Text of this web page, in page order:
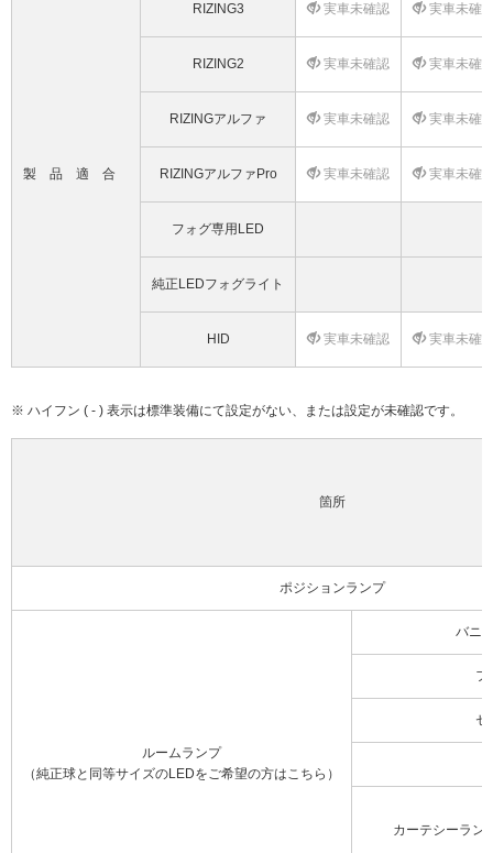
製品適合
RIZING3 実車未確認 実車未確
RIZING2 実車未確認 実車未確
RIZINGアルファ 実車未確認 実車未確
RIZINGアルファPro 実車未確認 実車未確
フォグ専用LED
純正LEDフォグライト
HID 実車未確認 実車未確
※ ハイフン ( - ) 表示は標準装備にて設定がない、または設定が未確認です。
箇所
ポジションランプ
ルームランプ
（純正球と同等サイズのLEDをご希望の方はこちら）
バニ
フ
セ
カーテシーラン